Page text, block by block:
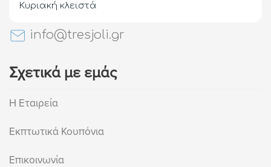
Κυριακή κλειστά
info@tresjoli.gr
Σχετικά με εμάς
Η Εταιρεία
Εκπτωτικά Κουπόνια
Επικοινωνία